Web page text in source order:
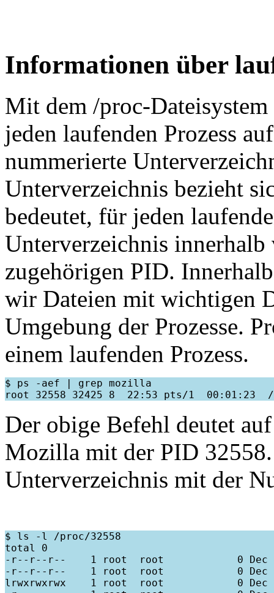
Informationen über
Mit dem /proc-
jeden laufenden Prozess
nummerierte
Unterverzeichnis bezieht
bedeutet, für jeden
Unterverzeichnis
zugehörigen PID.
wir Dateien mit wichtigen
Umgebung der Prozesse.
einem laufenden Prozess.
$ ps -aef | grep mozilla
Der obige Befehl deutet
Mozilla mit der PID
Unterverzeichnis mit der
$ ls -l /proc/32558
total 0
-r--r--r--    1 root  root            0 Dec 25
-r--r--r--    1 root  root            0 Dec
lrwxrwxrwx    1 root  root            0 Dec